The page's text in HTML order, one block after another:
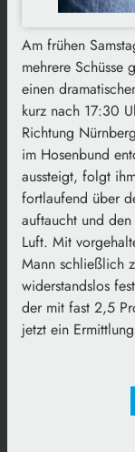
Am frühen
mehrere Schüsse
einen
kurz nach 17:30
Richtung
im Hosenbund
aussteigt, folgt
fortlaufend über
auftaucht und
Luft. Mit
Mann schließlich
widerstandslos
der mit fast 2,5
jetzt ein